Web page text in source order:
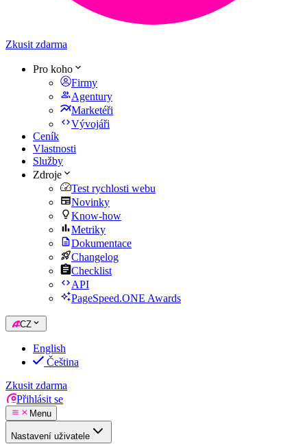
Zkusit zdarma
Pro koho
Firmy
Agentury
Marketéři
Vývojáři
Ceník
Vlastnosti
Služby
Zdroje
Test rychlosti webu
Novinky
Know-how
Metriky
Dokumentace
Changelog
Checklist
API
PageSpeed.ONE Awards
CZ
English
Čeština
Zkusit zdarma
Přihlásit se
Menu
Nastavení uživatele